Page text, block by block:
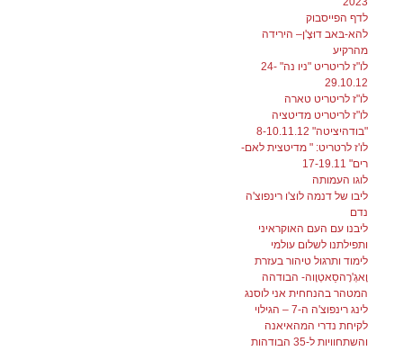
לדף הפייסבוק
להא-בּאב דוּצֶ'ן– הירידה
מהרקיע
לו"ז לריטריט "ניו נה" 24-
29.10.12
לו"ז לריטריט טארה
לו"ז לריטריט מדיטציה
"בודהיציטה" 8-10.11.12
לו'ז לרטריט: " מדיטצית לאם-
רים" 17-19.11
לוגו העמותה
ליבו של דנמה לוצ'ו רינפוצ'ה
נדם
ליבנו עם העם האוקראיני
ותפילתנו לשלום עולמי
לימוד ותרגול טיהור בעזרת
וָאגְ'רָהסַאטְוָוה- הבודהה
המטהר בהנחחית אני לוסנג
לינג רינפוצ'ה ה-7 – הגילוי
לקיחת נדרי המהאיאנה
והשתחוויות ל-35 הבודהות